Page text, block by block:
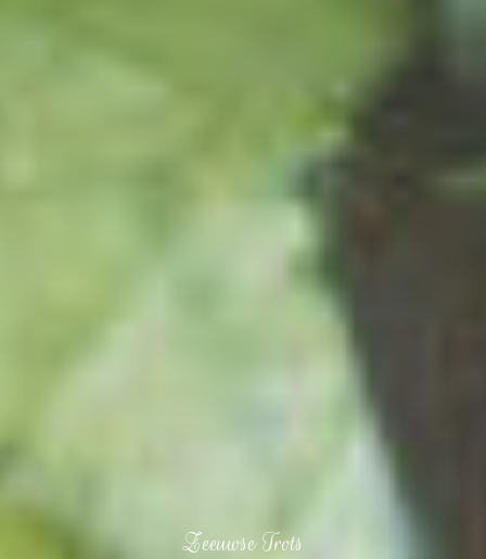
Zeeuwse Trots